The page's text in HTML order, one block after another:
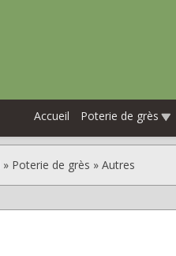
Accueil Poterie de grès
Poterie de grès Autres